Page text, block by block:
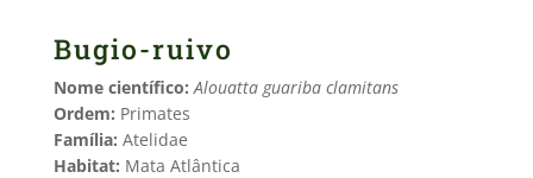
Bugio-ruivo
Nome científico: Alouatta guariba clamitans
Ordem: Primates
Família: Atelidae
Habitat: Mata Atlântica